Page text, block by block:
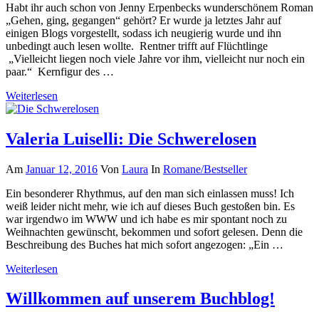
Habt ihr auch schon von Jenny Erpenbecks wunderschönem Roman
„Gehen, ging, gegangen“ gehört? Er wurde ja letztes Jahr auf
einigen Blogs vorgestellt, sodass ich neugierig wurde und ihn
unbedingt auch lesen wollte. Rentner trifft auf Flüchtlinge
„Vielleicht liegen noch viele Jahre vor ihm, vielleicht nur noch ein
paar.“ Kernfigur des …
Weiterlesen
Valeria Luiselli: Die Schwerelosen
Am Januar 12, 2016 Von Laura In Romane/Bestseller
Ein besonderer Rhythmus, auf den man sich einlassen muss! Ich
weiß leider nicht mehr, wie ich auf dieses Buch gestoßen bin. Es
war irgendwo im WWW und ich habe es mir spontant noch zu
Weihnachten gewünscht, bekommen und sofort gelesen. Denn die
Beschreibung des Buches hat mich sofort angezogen: „Ein …
Weiterlesen
Willkommen auf unserem Buchblog!